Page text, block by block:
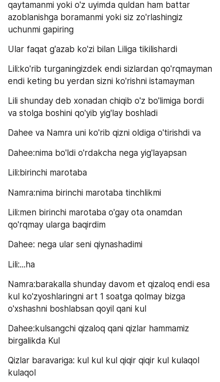
qaytamanmi yoki o'z uyimda quldan ham battar
azoblanishga boramanmi yoki siz zo'rlashingiz
uchunmi gapiring
Ular faqat g'azab ko'zi bilan Liliga tikilishardi
Lili:ko'rib turganingizdek endi sizlardan qo'rqmayman
endi keting bu yerdan sizni ko'rishni istamayman
Lili shunday deb xonadan chiqib o'z bo'limiga bordi
va stolga boshini qo'yib yig'lay boshladi
Dahee va Namra uni ko'rib qizni oldiga o'tirishdi va
Dahee:nima bo'ldi o'rdakcha nega yig'layapsan
Lili:birinchi marotaba
Namra:nima birinchi marotaba tinchlikmi
Lili:men birinchi marotaba o'gay ota onamdan
qo'rqmay ularga baqirdim
Dahee: nega ular seni qiynashadimi
Lili:...ha
Namra:barakalla shunday davom et qizaloq endi esa
kul ko'zyoshlaringni art 1 soatga qolmay bizga
o'xshashni boshlabsan qoyil qani kul
Dahee:kulsangchi qizaloq qani qizlar hammamiz
birgalikda Kul
Qizlar baravariga: kul kul kul qiqir qiqir kul kulaqol
kulaqol